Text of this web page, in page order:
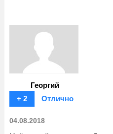
Георгий
+ 2
Отлично
04.08.2018